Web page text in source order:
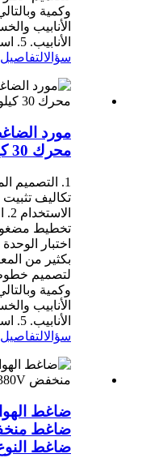
وكمية
الأنابيب
الأنابيب. 5. استخدم ...
سؤالالتفاصيل
مورد
محرك 30 كيلو وات ضاغط الهواء
1. التصميم
تكاليف
اختبار
لتصميم خطوط
وكمية
الأنابيب
الأنابيب. 5. استخدم ...
سؤالالتفاصيل
ضاغط